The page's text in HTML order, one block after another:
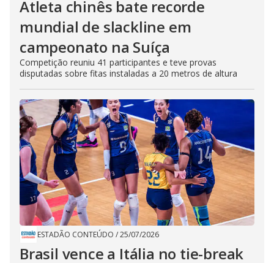
Atleta chinês bate recorde
mundial de slackline em
campeonato na Suíça
Competição reuniu 41 participantes e teve provas
disputadas sobre fitas instaladas a 20 metros de altura
ESTADÃO CONTEÚDO /25/07/2026
Brasil vence a Itália no tie-break